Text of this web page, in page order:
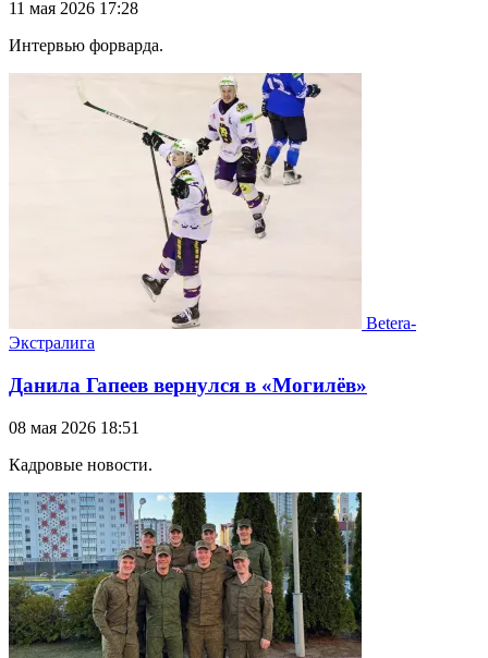
11 мая 2026 17:28
Интервью форварда.
Betera-
Экстралига
Данила Гапеев вернулся в «Могилёв»
08 мая 2026 18:51
Кадровые новости.